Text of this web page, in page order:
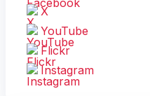
X
YouTube
Flickr
Instagram